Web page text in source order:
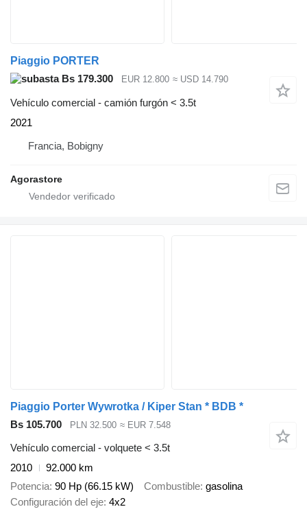
Piaggio PORTER
Bs 179.300
EUR 12.800 ≈ USD 14.790
Vehículo comercial - camión furgón < 3.5t
2021
Francia, Bobigny
Agorastore
Piaggio Porter Wywrotka / Kiper Stan * BDB *
Bs 105.700
PLN 32.500 ≈ EUR 7.548
Vehículo comercial - volquete < 3.5t
2010
92.000 km
Potencia 90 Hp (66.15 kW) Combustible gasolina
Configuración del eje 4x2